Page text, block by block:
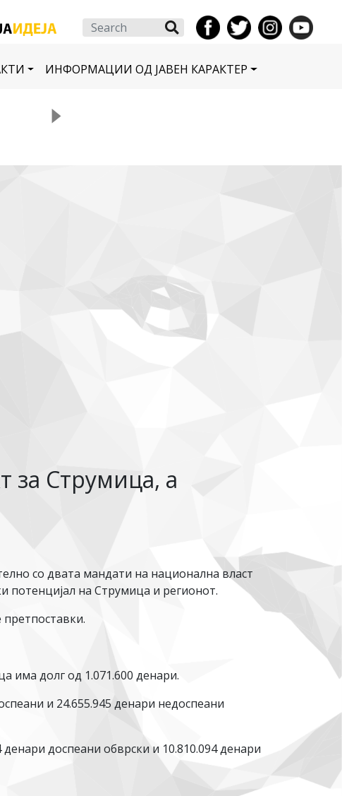
Search
ИНФОРМАЦИИ ОД ЈАВЕН КАРАКТЕР
за Струмица, а
со двата мандати на национална власт
потенцијал на Струмица и регионот.
има долг од 1.071.600 денари.
и 24.655.945 денари недоспеани
доспеани обврски и 10.810.094 денари